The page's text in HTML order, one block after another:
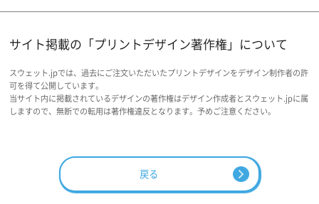
サイト掲載の「プリントデザイン著作権」について
スウェット.jpでは、過去にご注文いただいたプリントデザインをデザイン制作者の許
可を得て公開しています。
当サイト内に掲載されているデザインの著作権はデザイン作成者とスウェット.jpに属
しますので、無断での転用は著作権違反となります。予めご注意ください。
戻る